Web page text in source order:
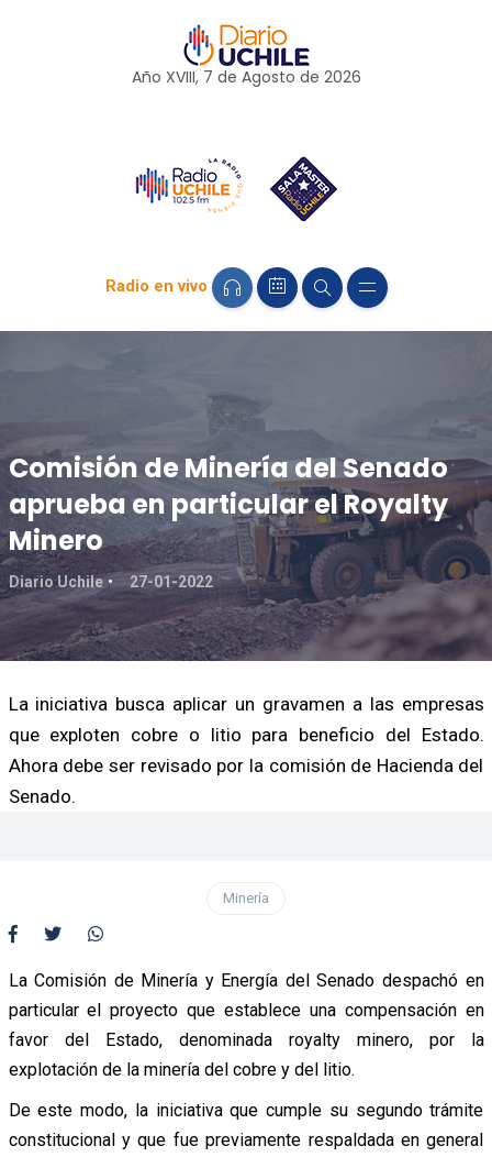
Año XVIII, 7 de Agosto de 2026
Radio en vivo
Comisión de Minería del Senado
aprueba en particular el Royalty
Minero
Diario Uchile 27-01-2022
La iniciativa busca aplicar un gravamen a las empresas
que exploten cobre o litio para beneficio del Estado.
Ahora debe ser revisado por la comisión de Hacienda del
Senado.
Minería
La Comisión de Minería y Energía del Senado despachó en
particular el proyecto que establece una compensación en
favor del Estado, denominada royalty minero, por la
explotación de la minería del cobre y del litio.
De este modo, la iniciativa que cumple su segundo trámite
constitucional y que fue previamente respaldada en general